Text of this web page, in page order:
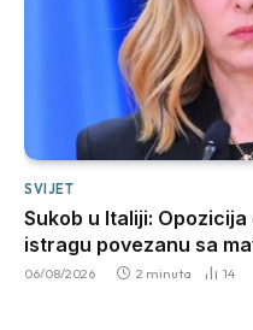
SVIJET
Sukob u Italiji:
istragu povezanu sa
06/08/2026 2 minuta 14